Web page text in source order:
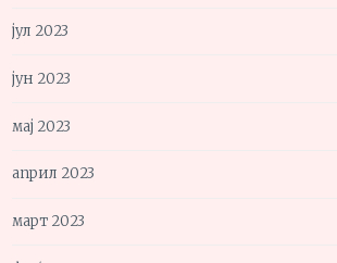
јул 2023
јун 2023
мај 2023
април 2023
март 2023